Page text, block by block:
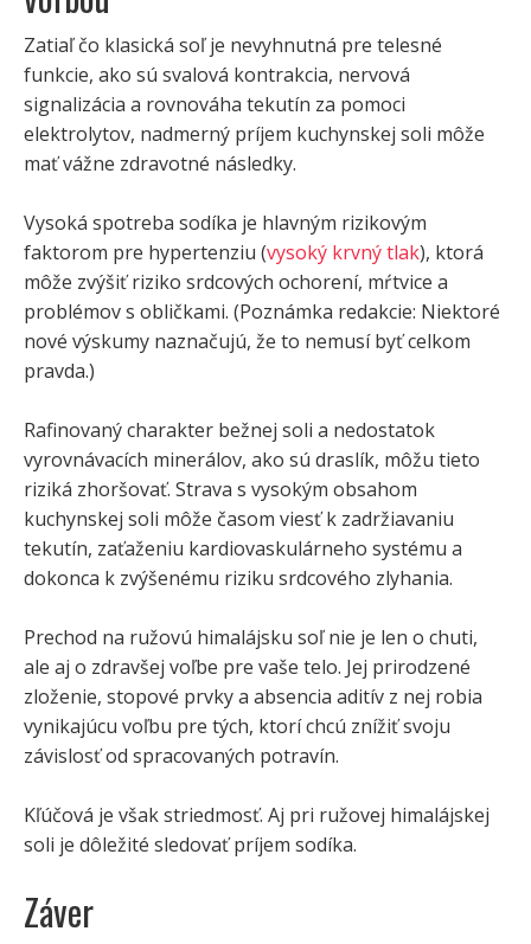
Zatiaľ čo klasická soľ je nevyhnutná pre telesné
funkcie, ako sú svalová kontrakcia, nervová
signalizácia a rovnováha tekutín za pomoci
elektrolytov, nadmerný príjem kuchynskej soli môže
mať vážne zdravotné následky.
Vysoká spotreba sodíka je hlavným rizikovým
faktorom pre hypertenziu (vysoký krvný tlak), ktorá
môže zvýšiť riziko srdcových ochorení, mŕtvice a
problémov s obličkami. (Poznámka redakcie: Niektoré
nové výskumy naznačujú, že to nemusí byť celkom
pravda.)
Rafinovaný charakter bežnej soli a nedostatok
vyrovnávacích minerálov, ako sú draslík, môžu tieto
riziká zhoršovať. Strava s vysokým obsahom
kuchynskej soli môže časom viesť k zadržiavaniu
tekutín, zaťaženiu kardiovaskulárneho systému a
dokonca k zvýšenému riziku srdcového zlyhania.
Prechod na ružovú himalájsku soľ nie je len o chuti,
ale aj o zdravšej voľbe pre vaše telo. Jej prirodzené
zloženie, stopové prvky a absencia aditív z nej robia
vynikajúcu voľbu pre tých, ktorí chcú znížiť svoju
závislosť od spracovaných potravín.
Kľúčová je však striedmosť. Aj pri ružovej himalájskej
soli je dôležité sledovať príjem sodíka.
Záver